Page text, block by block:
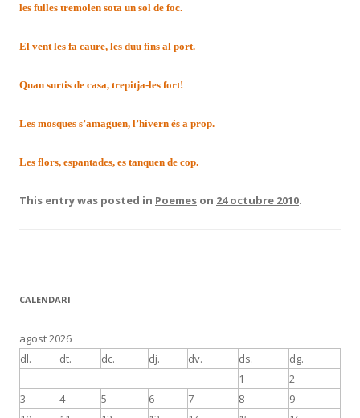
les fulles tremolen sota un sol de foc.
El vent les fa caure, les duu fins al port.
Quan surtis de casa, trepitja-les fort!
Les mosques s’amaguen, l’hivern és a prop.
Les flors, espantades, es tanquen de cop.
This entry was posted in Poemes on 24 octubre 2010.
CALENDARI
agost 2026
dl.
dt. dc. dj. dv. ds.
dg.
1
2
3
4 5 6 7 8
9